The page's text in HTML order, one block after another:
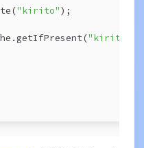
"kirito");
"kirito"